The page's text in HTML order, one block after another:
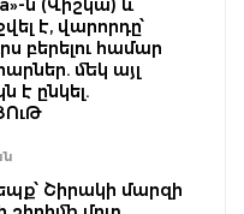
ն (Վիշկա) և
է, վարորդը՝
բերելու համար
մեկ այլ
է ընկել.
Շիրակի մարզի